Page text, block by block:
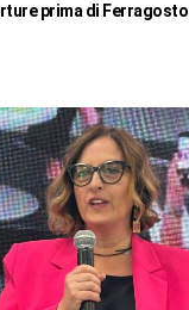
prima di Ferragosto